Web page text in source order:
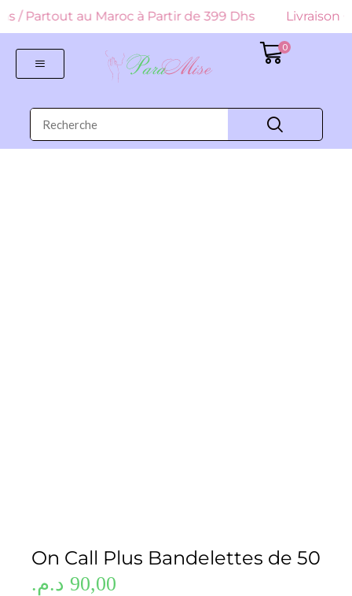
/ Partout au Maroc à Partir de 399 Dhs Livraison
0
On Call Plus Bandelettes de 50
90,00 د.م.